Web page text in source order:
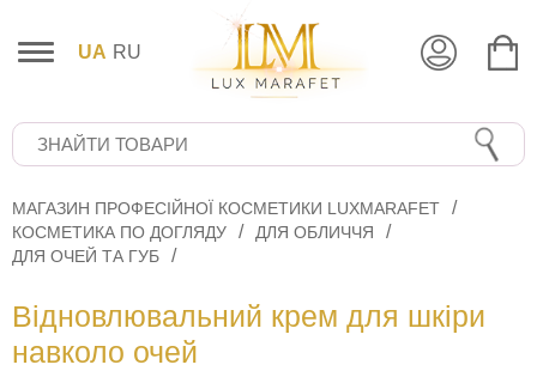
UA RU
МАГАЗИН ПРОФЕСІЙНОЇ КОСМЕТИКИ LUXMARAFET
КОСМЕТИКА ПО ДОГЛЯДУ
ДЛЯ ОБЛИЧЧЯ
ДЛЯ ОЧЕЙ ТА ГУБ
Відновлювальний крем для шкіри
навколо очей